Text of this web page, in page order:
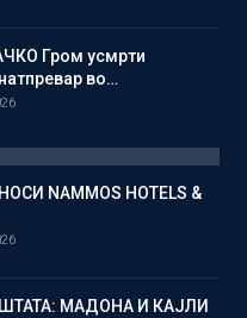
Гром усмрти
во…
NAMMOS HOTELS &
МАДОНА И КАЈЛИ